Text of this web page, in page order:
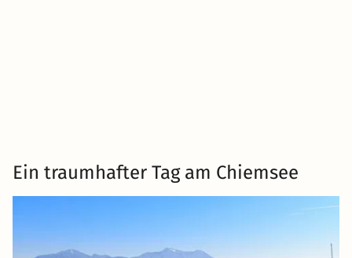
Ein traumhafter Tag am Chiemsee